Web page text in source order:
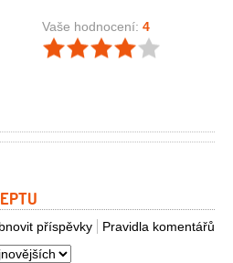
Vaše hodnocení: 4
Pravidla komentářů
příspěvky